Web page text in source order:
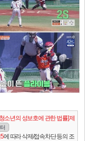
소년의 성보호에 관한 법률] 제
에 따라 삭제/접속차단 등의 조